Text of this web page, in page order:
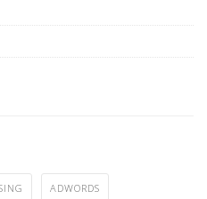
ADWORDS